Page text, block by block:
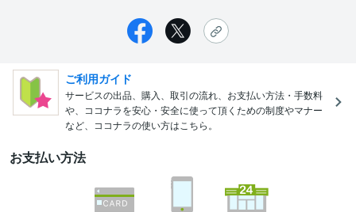
ご利用ガイド
サービスの出品、購入、取引の流れ、お支払い方法・手数料
や、ココナラを安心・安全に使って頂くための制度やマナー
など、ココナラの使い方はこちら。
お支払い方法